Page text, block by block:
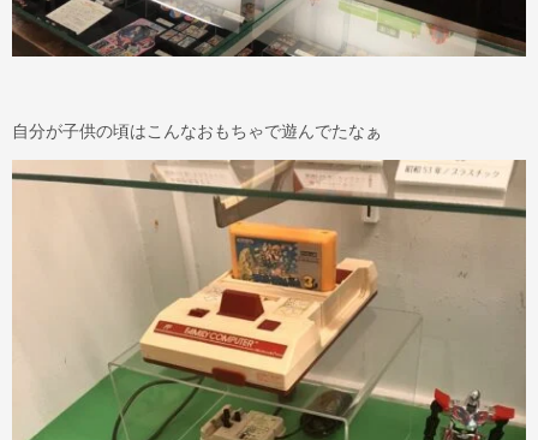
自分が子供の頃はこんなおもちゃで遊んでたなぁ